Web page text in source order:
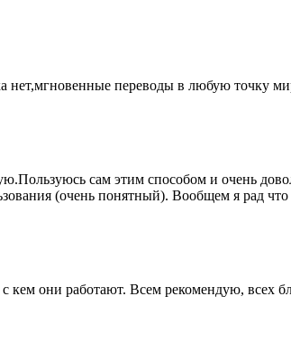
нет,мгновенные переводы в любую точку
сам этим способом и очень
(очень понятный). Вообщем я рад
кем они работают. Всем рекомендую, всех